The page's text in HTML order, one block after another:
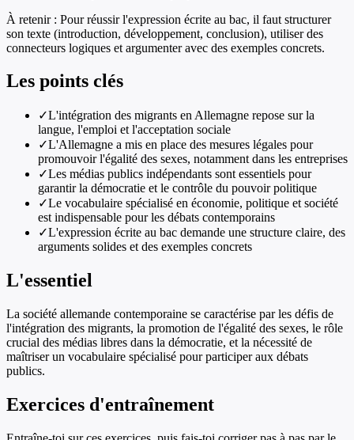
À retenir : Pour réussir l'expression écrite au bac, il faut structurer
son texte (introduction, développement, conclusion), utiliser des
connecteurs logiques et argumenter avec des exemples concrets.
Les points clés
✓L'intégration des migrants en Allemagne repose sur la
langue, l'emploi et l'acceptation sociale
✓L'Allemagne a mis en place des mesures légales pour
promouvoir l'égalité des sexes, notamment dans les entreprises
✓Les médias publics indépendants sont essentiels pour
garantir la démocratie et le contrôle du pouvoir politique
✓Le vocabulaire spécialisé en économie, politique et société
est indispensable pour les débats contemporains
✓L'expression écrite au bac demande une structure claire, des
arguments solides et des exemples concrets
L'essentiel
La société allemande contemporaine se caractérise par les défis de
l'intégration des migrants, la promotion de l'égalité des sexes, le rôle
crucial des médias libres dans la démocratie, et la nécessité de
maîtriser un vocabulaire spécialisé pour participer aux débats
publics.
Exercices d'entraînement